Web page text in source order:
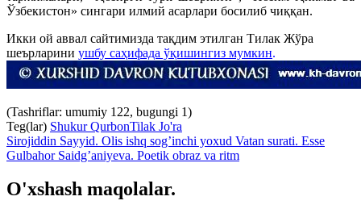
Ўзбекистон» сингари илмий асарлари босилиб чиққан.
Икки ой аввал сайтимизда тақдим этилган Тилак Жўра
шеърларини ушбу саҳифада ўқишингиз мумкин.
(Tashriflar: umumiy 122, bugungi 1)
Teg(lar) Shukur QurbonTilak Jo'ra
Sirojiddin Sayyid. Olis ishq sog’inchi yoхud Vatan surati. Esse
Gulbahor Saidg’aniyeva. Poetik obraz va ritm
O'xshash maqolalar.